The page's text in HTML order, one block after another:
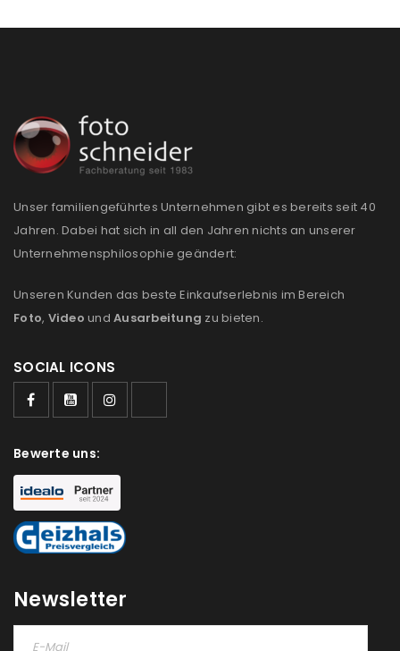
Benutzername oder E-Mail-Adresse*
Unser familiengeführtes Unternehmen gibt es bereits seit 40
Jahren. Dabei hat sich in all den Jahren nichts an unserer
Unternehmensphilosophie geändert:
Unseren Kunden das beste Einkaufserlebnis im Bereich
Foto, Video und Ausarbeitung zu bieten.
SOCIAL ICONS
Bewerte uns:
Newsletter